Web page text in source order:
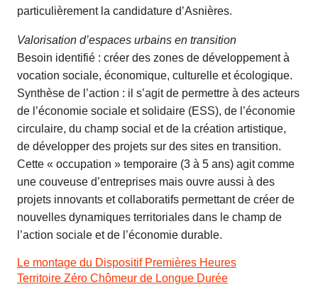
particulièrement la candidature d’Asnières.
Valorisation d’espaces urbains en transition
Besoin identifié : créer des zones de développement à
vocation sociale, économique, culturelle et écologique.
Synthèse de l’action : il s’agit de permettre à des acteurs
de l’économie sociale et solidaire (ESS), de l’économie
circulaire, du champ social et de la création artistique,
de développer des projets sur des sites en transition.
Cette « occupation » temporaire (3 à 5 ans) agit comme
une couveuse d’entreprises mais ouvre aussi à des
projets innovants et collaboratifs permettant de créer de
nouvelles dynamiques territoriales dans le champ de
l’action sociale et de l’économie durable.
Le montage du Dispositif Premières Heures
Territoire Zéro Chômeur de Longue Durée